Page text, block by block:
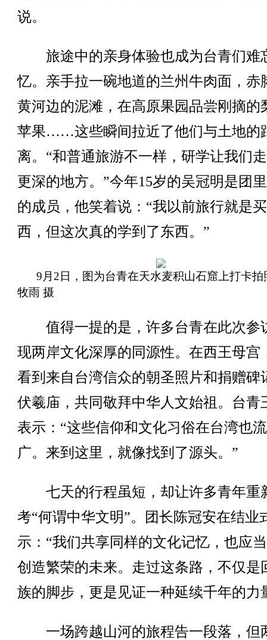
说。
旅途中的亲身体验也成为台青们难
忆。亲手拉一碗地道的兰州牛肉面，赤
黄河边的泥滩，在高原果园品尝刚摘的
苹果……这些瞬间拉近了他们与土地的
离。“和普通旅游不一样，研学让我们
更深的地方。”今年15岁的吴冠明是团
的成员，他笑着说：“我以前旅行就是
西，但这次真的学到了东西。”
9月2日，图为台青在天水麦积山石窟上打卡拍
牧雨 摄
值得一提的是，许多台青在此次参
现两岸文化深厚的同源性。在西王母宫
看到来自台湾信众的朝圣照片和捐赠碑
伏羲庙，共同敬拜中华人文始祖。台青
表示：“这些信仰和文化习俗在台湾也
广。来到这里，就像找到了源头。”
七天的行程虽短，却让许多青年重
考“何谓中华文明”。团长陈冠安在结业
示：“我们共享同样的文化记忆，也应
创造繁荣的未来。走过这条路，不仅是
族的脚步，更是见证一种延续千年的力
一场跨越山河的旅程告一段落，但